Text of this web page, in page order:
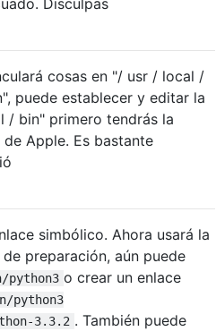
cosas en "/ usr / local /
puede establecer y editar la
/ bin" primero tendrás la
Apple. Es bastante
simbólico. Ahora usará la
preparación, aún puede
o crear un enlace
python3
3.3.2 . También puede